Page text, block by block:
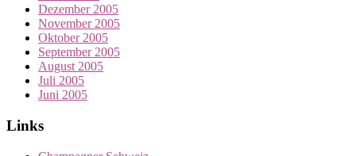
Dezember 2005
November 2005
Oktober 2005
September 2005
August 2005
Juli 2005
Juni 2005
Links